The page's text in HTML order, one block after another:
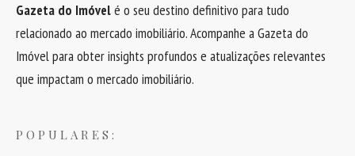
Gazeta do Imóvelé o seu destino definitivo para tudo
relacionado ao mercado imobiliário. Acompanhe a Gazeta do
Imóvel para obter insights profundos e atualizações relevantes
que impactam o mercado imobiliário.
POPULARES: